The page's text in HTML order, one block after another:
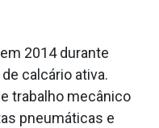
2014 durante
calcário ativa.
trabalho mecânico
pneumáticas e